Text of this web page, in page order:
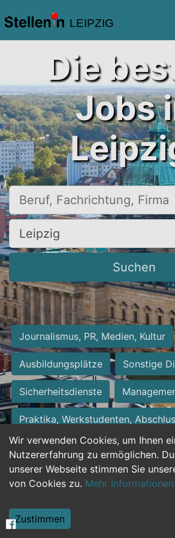
LEIPZIG
Wir verwenden Cookies, um Ihnen
Nutzererfahrung zu ermöglichen.
unserer Webseite stimmen Sie
von Cookies zu. Mehr Informationen
Zustimmen
Die
Jobs
Beruf, Fachrichtung, Firma
Ort, Stadt
Suchen
Journalismus, PR, Medien, Kultur
Ausbildungsplätze Sonstige
Sicherheitsdienste
Praktika, Werkstudenten,
Personalwesen Assistenz,
Hilfskräfte, Aushilfs- und
Weiterbildung, Studium, duale